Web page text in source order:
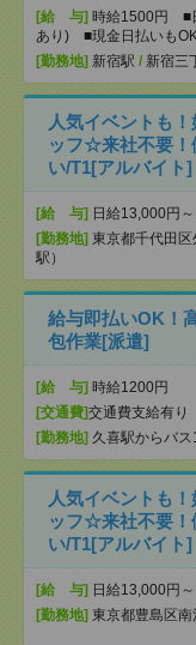
[給 与] 時給1500円 ■
あり) ■現金日払いも
[勤務地] 新宿駅 / 新宿三
人気イベントも
ッフ☆来社不要！
い/T1[アルバイト]
[給 与] 日給13,000円～
[勤務地] 東京都千代田
駅）
給与即払いOK！
包作業[派遣]
[給 与] 時給1200円
[交通費]交通費支給有り
[勤務地] 久喜駅からバ
人気イベントも
ッフ☆来社不要！
い/T1[アルバイト]
[給 与] 日給13,000円～
[勤務地] 東京都豊島区南